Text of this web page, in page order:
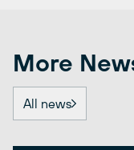
More
All news